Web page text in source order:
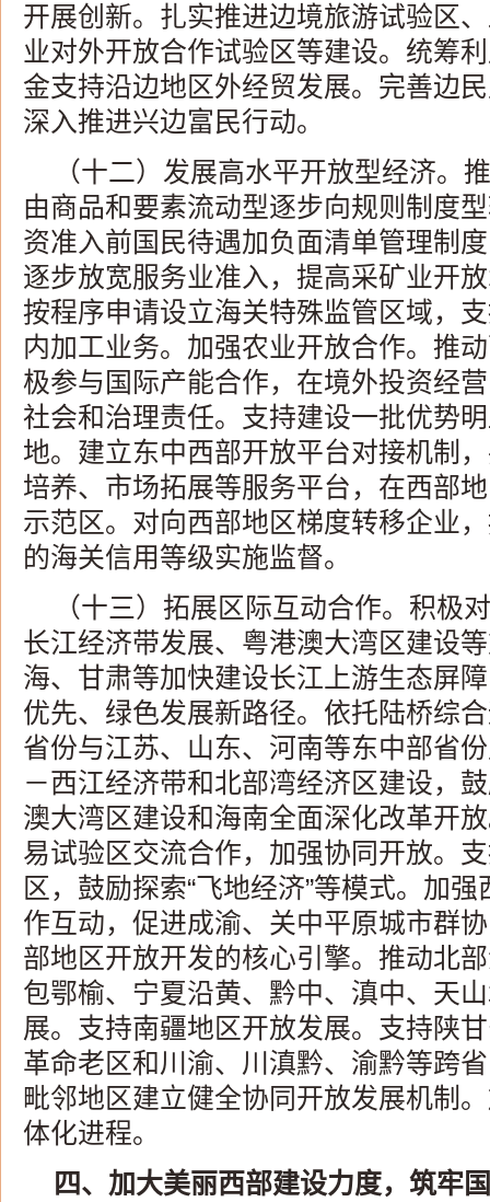
开展创新。扎实推进边境旅游试验区
业对外开放合作试验区等建设。统筹
金支持沿边地区外经贸发展。完善边
深入推进兴边富民行动。
（十二）发展高水平开放型经济。
由商品和要素流动型逐步向规则制度
资准入前国民待遇加负面清单管理制
逐步放宽服务业准入，提高采矿业开
按程序申请设立海关特殊监管区域，
内加工业务。加强农业开放合作。推
极参与国际产能合作，在境外投资经
社会和治理责任。支持建设一批优势
地。建立东中西部开放平台对接机制
培养、市场拓展等服务平台，在西部
示范区。对向西部地区梯度转移企业
的海关信用等级实施监督。
（十三）拓展区际互动合作。积极
长江经济带发展、粤港澳大湾区建设
海、甘肃等加快建设长江上游生态屏
优先、绿色发展新路径。依托陆桥综
省份与江苏、山东、河南等东中部省
－西江经济带和北部湾经济区建设，
澳大湾区建设和海南全面深化改革开
易试验区交流合作，加强协同开放。
区，鼓励探索“飞地经济”等模式。加
作互动，促进成渝、关中平原城市群
部地区开放开发的核心引擎。推动北
包鄂榆、宁夏沿黄、黔中、滇中、天
展。支持南疆地区开放发展。支持陕
革命老区和川渝、川滇黔、渝黔等跨
毗邻地区建立健全协同开放发展机制
体化进程。
四、加大美丽西部建设力度，筑牢